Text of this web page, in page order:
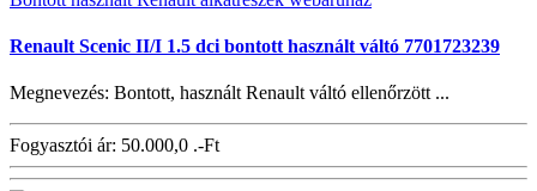
Renault Scenic II/I 1.5 dci bontott használt váltó 7701723239
Megnevezés: Bontott, használt Renault váltó ellenőrzött ...
Fogyasztói ár: 50.000,0 .-Ft